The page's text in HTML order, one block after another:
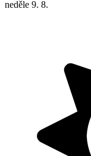
neděle 9. 8.